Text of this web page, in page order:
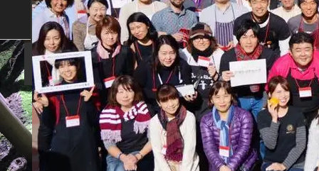
SHOP SHOPPING GUIDE
ABOUT US FAN VOICE ALBUM
NEWS SAMURAI-DEN
現代のサムライたちの時空間へ